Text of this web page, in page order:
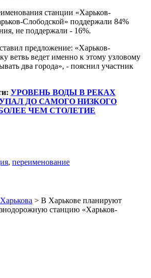
станции «Харьков-
Слободской» поддержали 84%
не поддержали - 16%.
предложение: «Харьков-
ветвь ведет именно к этому узловому
два города», - пояснил участник
УРОВЕНЬ ВОДЫ В РЕКАХ
ДО САМОГО НИЗКОГО
ЧЕМ СТОЛЕТИЕ
, переименование
> В Харькове планируют
станцию «Харьков-